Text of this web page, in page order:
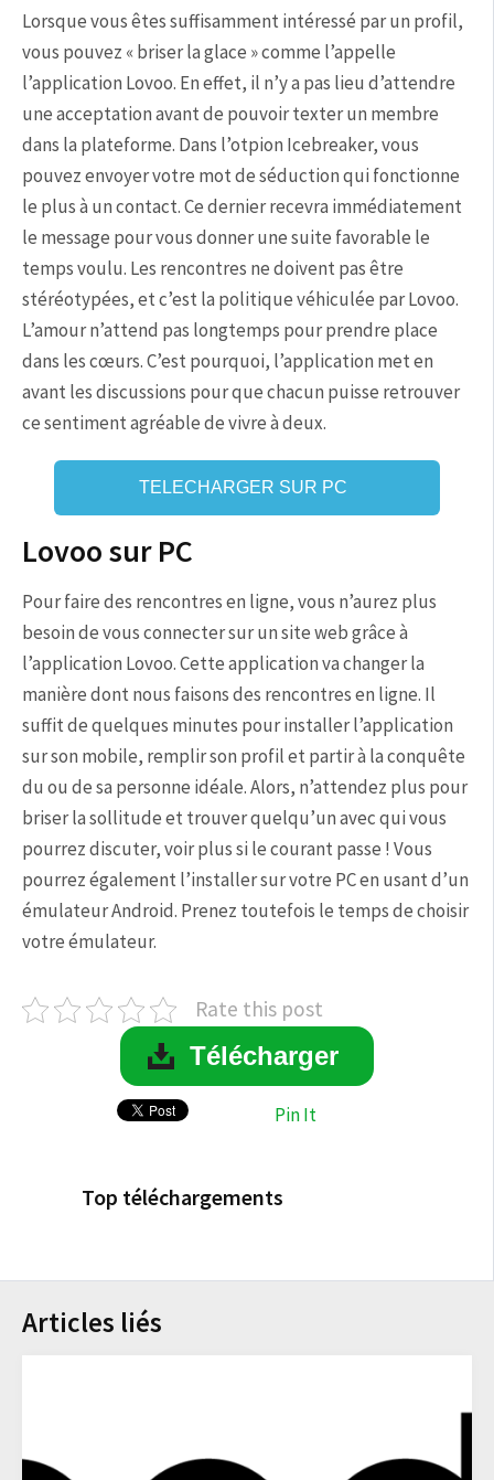
Lorsque vous êtes suffisamment intéressé par un profil,
vous pouvez « briser la glace » comme l’appelle
l’application Lovoo. En effet, il n’y a pas lieu d’attendre
une acceptation avant de pouvoir texter un membre
dans la plateforme. Dans l’otpion Icebreaker, vous
pouvez envoyer votre mot de séduction qui fonctionne
le plus à un contact. Ce dernier recevra immédiatement
le message pour vous donner une suite favorable le
temps voulu. Les rencontres ne doivent pas être
stéréotypées, et c’est la politique véhiculée par Lovoo.
L’amour n’attend pas longtemps pour prendre place
dans les cœurs. C’est pourquoi, l’application met en
avant les discussions pour que chacun puisse retrouver
ce sentiment agréable de vivre à deux.
TELECHARGER SUR PC
Lovoo sur PC
Pour faire des rencontres en ligne, vous n’aurez plus
besoin de vous connecter sur un site web grâce à
l’application Lovoo. Cette application va changer la
manière dont nous faisons des rencontres en ligne. Il
suffit de quelques minutes pour installer l’application
sur son mobile, remplir son profil et partir à la conquête
du ou de sa personne idéale. Alors, n’attendez plus pour
briser la sollitude et trouver quelqu’un avec qui vous
pourrez discuter, voir plus si le courant passe ! Vous
pourrez également l’installer sur votre PC en usant d’un
émulateur Android. Prenez toutefois le temps de choisir
votre émulateur.
Rate this post
Télécharger
Pin It
Top téléchargements
Articles liés